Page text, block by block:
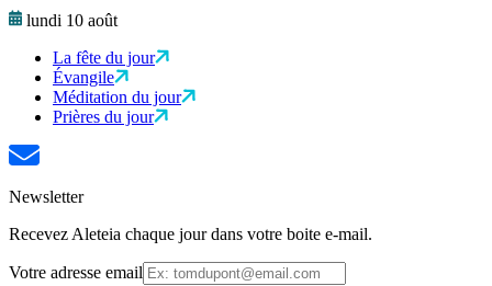
lundi 10 août
La fête du jour
Évangile
Méditation du jour
Prières du jour
Newsletter
Recevez Aleteia chaque jour dans votre boite e-mail.
Votre adresse email